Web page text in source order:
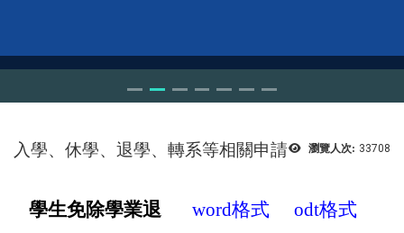
瀏覽人次: 33708
入學、休學、退學、轉系等相關申請
學生免除學業退
word格式 odt格式